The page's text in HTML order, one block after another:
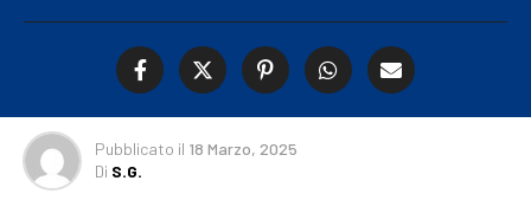
Pubblicato il 18 Marzo, 2025
Di S.G.